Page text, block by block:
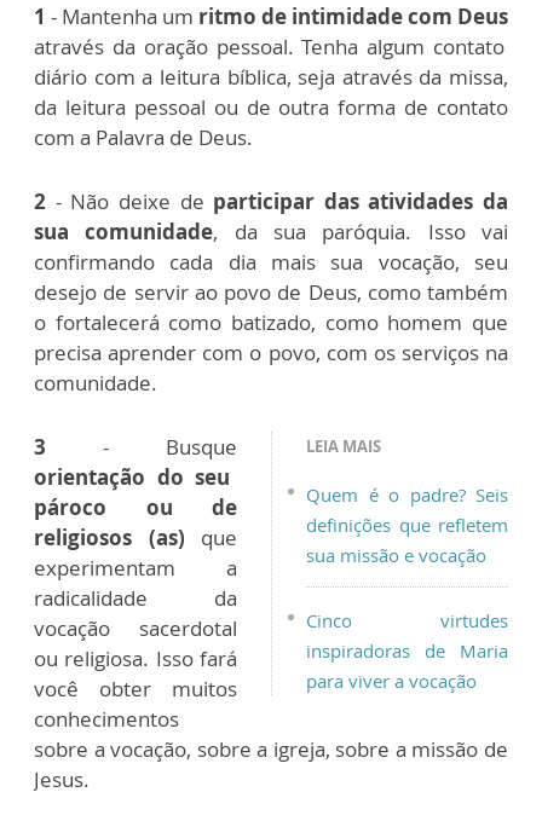
1 - Mantenha um ritmo de intimidade com Deus
através da oração pessoal. Tenha algum contato
diário com a leitura bíblica, seja através da missa,
da leitura pessoal ou de outra forma de contato
com a Palavra de Deus.
2 - Não deixe de participar das atividades da
sua comunidade, da sua paróquia. Isso vai
confirmando cada dia mais sua vocação, seu
desejo de servir ao povo de Deus, como também
o fortalecerá como batizado, como homem que
precisa aprender com o povo, com os serviços na
comunidade.
LEIA MAIS
Quem é o padre? Seis
definições que refletem
sua missão e vocação
Cinco virtudes
inspiradoras de Maria
para viver a vocação
3 - Busque
orientação do seu
pároco ou de
religiosos (as) que
experimentam a
radicalidade da
vocação sacerdotal
ou religiosa. Isso fará
você obter muitos
conhecimentos
sobre a vocação, sobre a igreja, sobre a missão de
Jesus.